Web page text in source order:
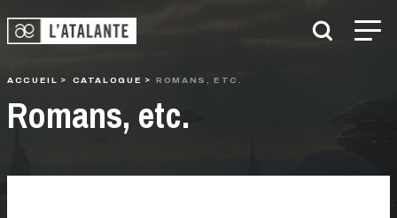
ACCUEIL CATALOGUE ROMANS, ETC.
Romans, etc.